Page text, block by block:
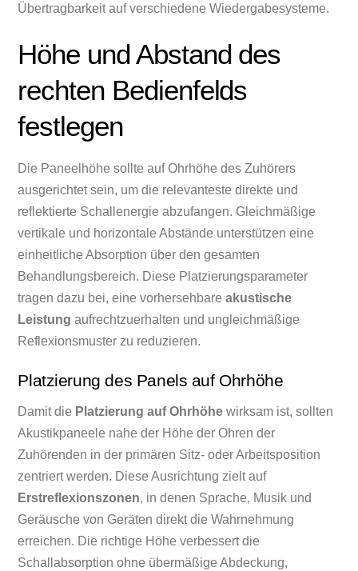
Übertragbarkeit auf verschiedene Wiedergabesysteme.
Höhe und Abstand des
rechten Bedienfelds
festlegen
Die Paneelhöhe sollte auf Ohrhöhe des Zuhörers
ausgerichtet sein, um die relevanteste direkte und
reflektierte Schallenergie abzufangen. Gleichmäßige
vertikale und horizontale Abstände unterstützen eine
einheitliche Absorption über den gesamten
Behandlungsbereich. Diese Platzierungsparameter
tragen dazu bei, eine vorhersehbareakustische
Leistung aufrechtzuerhalten und ungleichmäßige
Reflexionsmuster zu reduzieren.
Platzierung des Panels auf Ohrhöhe
Damit die Platzierung auf Ohrhöhe wirksam ist, sollten
Akustikpaneele nahe der Höhe der Ohren der
Zuhörenden in der primären Sitz- oder Arbeitsposition
zentriert werden. Diese Ausrichtung zielt auf
Erstreflexionszonen, in denen Sprache, Musik und
Geräusche von Geräten direkt die Wahrnehmung
erreichen. Die richtige Höhe verbessert die
Schallabsorption ohne übermäßige Abdeckung,